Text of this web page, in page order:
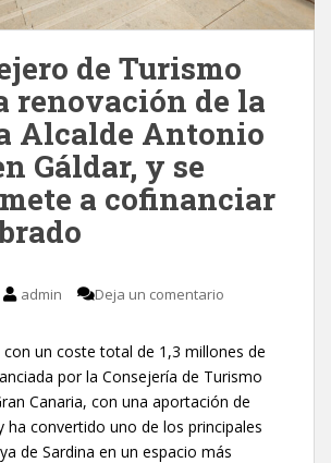
de Turismo
renovación de la
Alcalde Antonio
Gáldar, y se
a cofinanciar
admin Deja un comentario
un coste total de 1,3 millones de
por la Consejería de Turismo
Canaria, con una aportación de
ha convertido uno de los principales
de Sardina en un espacio más